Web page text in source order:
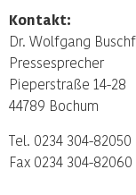
Kontakt:
Dr. Wolfgang
Pressesprecher
Pieperstraße 14-28
44789 Bochum
Tel. 0234 304-82050
Fax 0234 304-82060